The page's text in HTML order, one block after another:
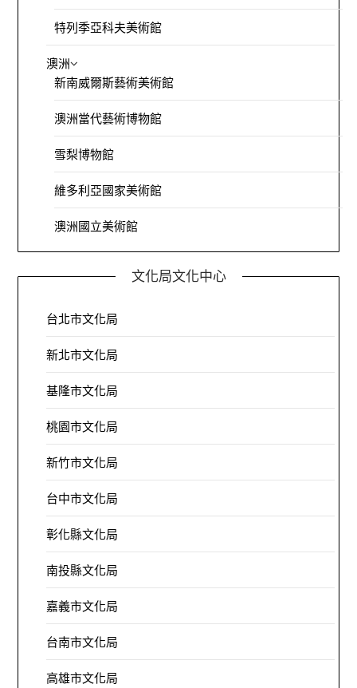
特列季亞科夫美術館
澳洲
新南威爾斯藝術美術館
澳洲當代藝術博物館
雪梨博物館
維多利亞國家美術館
澳洲國立美術館
文化局文化中心
台北市文化局
新北市文化局
基隆市文化局
桃園市文化局
新竹市文化局
台中市文化局
彰化縣文化局
南投縣文化局
嘉義市文化局
台南市文化局
高雄市文化局